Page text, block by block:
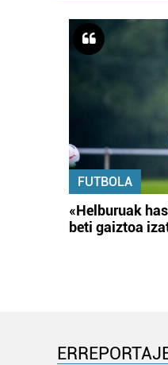
FUTBOLA
«Helburuak
beti gaiztoa